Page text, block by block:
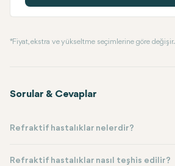
* Fiyat, ekstra ve yükseltme seçimlerine göre değişir.
Sorular & Cevaplar
Refraktif hastalıklar nelerdir?
Refraktif hastalıklar nasıl teşhis edilir?